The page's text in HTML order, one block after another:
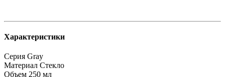
Характеристики
Серия Gray
Материал Стекло
Объем 250 мл